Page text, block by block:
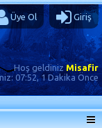
Üye Ol Giriş
Hoş geldinizMisafir
07:52, 1 Dakika Önce